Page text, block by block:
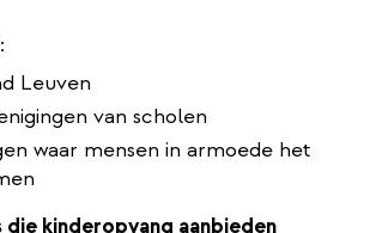
Leuven
van scholen
waar mensen in armoede het
die kinderopvang aanbieden